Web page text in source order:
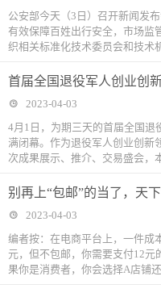
公安部今天（3日）召开新闻发
有效保障百姓出行安全，市场监
织相关标准化技术委员会和技术
首届全国退役军人创业创
2023-04-03
4月1日，为期三天的首届全国退
满闭幕。作为退役军人创业创新
次成果展示、推介、交易盛会，
别再上“包邮”的当了，天
2023-04-03
编者按：在电商平台上，一件成
元，但不包邮，你需要支付12元
果你是消费者，你会选择A店铺